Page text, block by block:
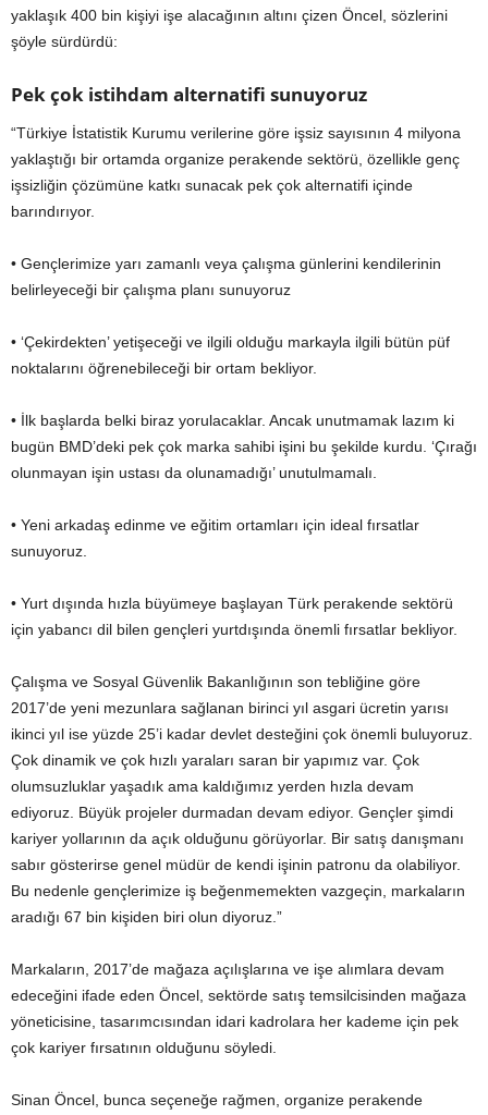
yaklaşık 400 bin kişiyi işe alacağının altını çizen Öncel, sözlerini
şöyle sürdürdü:
Pek çok istihdam alternatifi sunuyoruz
“Türkiye İstatistik Kurumu verilerine göre işsiz sayısının 4 milyona
yaklaştığı bir ortamda organize perakende sektörü, özellikle genç
işsizliğin çözümüne katkı sunacak pek çok alternatifi içinde
barındırıyor.
• Gençlerimize yarı zamanlı veya çalışma günlerini kendilerinin
belirleyeceği bir çalışma planı sunuyoruz
• ‘Çekirdekten’ yetişeceği ve ilgili olduğu markayla ilgili bütün püf
noktalarını öğrenebileceği bir ortam bekliyor.
• İlk başlarda belki biraz yorulacaklar. Ancak unutmamak lazım ki
bugün BMD’deki pek çok marka sahibi işini bu şekilde kurdu. ‘Çırağı
olunmayan işin ustası da olunamadığı’ unutulmamalı.
• Yeni arkadaş edinme ve eğitim ortamları için ideal fırsatlar
sunuyoruz.
• Yurt dışında hızla büyümeye başlayan Türk perakende sektörü
için yabancı dil bilen gençleri yurtdışında önemli fırsatlar bekliyor.
Çalışma ve Sosyal Güvenlik Bakanlığının son tebliğine göre
2017’de yeni mezunlara sağlanan birinci yıl asgari ücretin yarısı
ikinci yıl ise yüzde 25’i kadar devlet desteğini çok önemli buluyoruz.
Çok dinamik ve çok hızlı yaraları saran bir yapımız var. Çok
olumsuzluklar yaşadık ama kaldığımız yerden hızla devam
ediyoruz. Büyük projeler durmadan devam ediyor. Gençler şimdi
kariyer yollarının da açık olduğunu görüyorlar. Bir satış danışmanı
sabır gösterirse genel müdür de kendi işinin patronu da olabiliyor.
Bu nedenle gençlerimize iş beğenmemekten vazgeçin, markaların
aradığı 67 bin kişiden biri olun diyoruz.”
Markaların, 2017’de mağaza açılışlarına ve işe alımlara devam
edeceğini ifade eden Öncel, sektörde satış temsilcisinden mağaza
yöneticisine, tasarımcısından idari kadrolara her kademe için pek
çok kariyer fırsatının olduğunu söyledi.
Sinan Öncel, bunca seçeneğe rağmen, organize perakende